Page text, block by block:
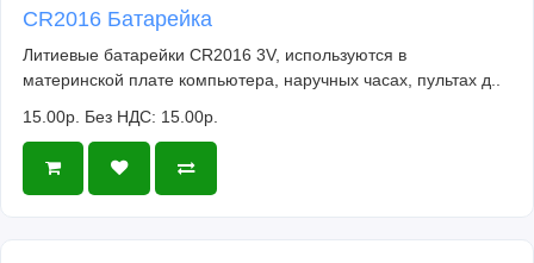
CR2016 Батарейка
Литиевые батарейки CR2016 3V, используются в
материнской плате компьютера, наручных часах, пультах д..
15.00р. Без НДС: 15.00р.